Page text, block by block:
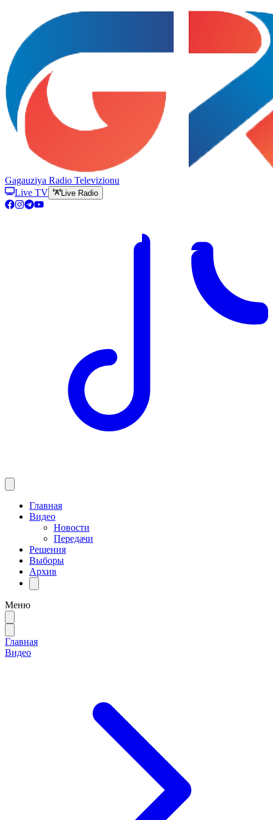
Gagauziya Radio Televizionu
Live TV
Live Radio
Главная
Видео
Новости
Передачи
Решения
Выборы
Архив
Меню
Главная
Видео